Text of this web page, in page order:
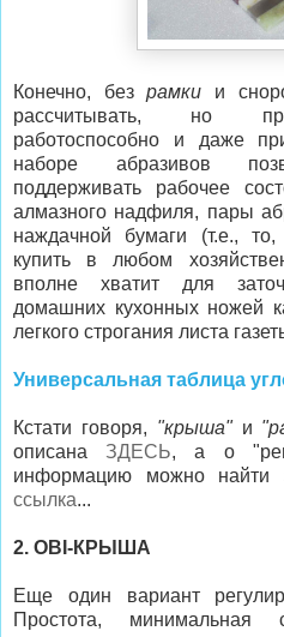
Конечно, безрамки и
рассчитывать, но
работоспособно и даже
наборе абразивов
поддерживать рабочее
алмазного надфиля, пары
наждачной бумаги (т.е.,
купить в любом
вполне хватит для
домашних кухонных ножей
легкого строгания листа
Универсальная таблица
Кстати говоря, "крыша" и
описана ЗДЕСЬ, а о
информацию можно найти
ссылка...
2. OBI-КРЫША
Еще один вариант
Простота, минимальная